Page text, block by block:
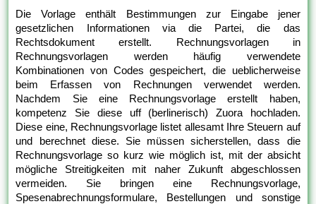
Die Vorlage enthält Bestimmungen zur Eingabe jener
gesetzlichen Informationen via die Partei, die das
Rechtsdokument erstellt. Rechnungsvorlagen in
Rechnungsvorlagen werden häufig verwendete
Kombinationen von Codes gespeichert, die ueblicherweise
beim Erfassen von Rechnungen verwendet werden.
Nachdem Sie eine Rechnungsvorlage erstellt haben,
kompetenz Sie diese uff (berlinerisch) Zuora hochladen.
Diese eine, Rechnungsvorlage listet allesamt Ihre Steuern auf
und berechnet diese. Sie müssen sicherstellen, dass die
Rechnungsvorlage so kurz wie möglich ist, mit der absicht
mögliche Streitigkeiten mit naher Zukunft abgeschlossen
vermeiden. Sie bringen eine Rechnungsvorlage,
Spesenabrechnungsformulare, Bestellungen und sonstige